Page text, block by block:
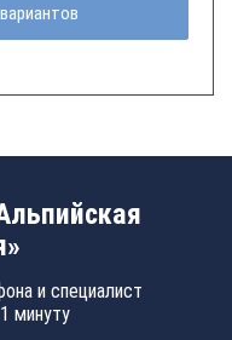
и специалист
минуту